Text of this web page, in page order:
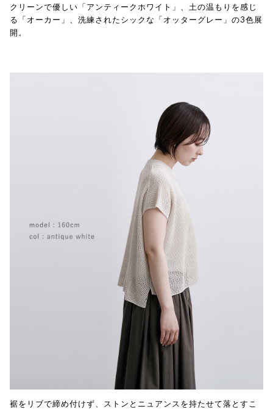
クリーンで優しい「アンティークホワイト」、土の温もりを感じ
る「オーカー」、洗練されたシックな「オッターグレー」の3色展
開。
裾をリブで締め付けず、ストンとニュアンスを持たせて落とすこ